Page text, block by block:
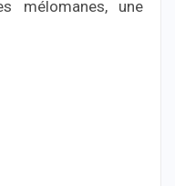
mélomanes, une